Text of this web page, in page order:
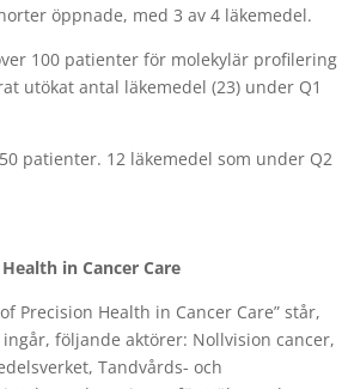
öppnade, med 3 av 4 läkemedel.
100 patienter för molekylär profilering
utökat antal läkemedel (23) under Q1
patienter. 12 läkemedel som under Q2
in Cancer Care
Precision Health in Cancer Care” står,
följande aktörer: Nollvision cancer,
Tandvårds- och